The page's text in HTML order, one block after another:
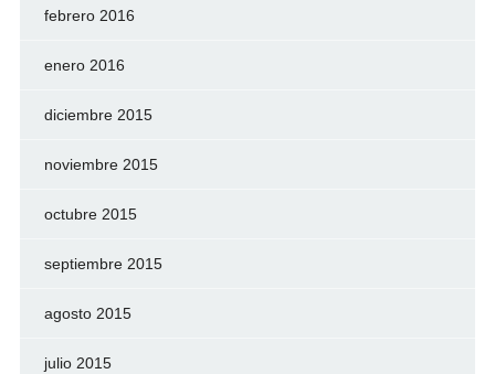
febrero 2016
enero 2016
diciembre 2015
noviembre 2015
octubre 2015
septiembre 2015
agosto 2015
julio 2015